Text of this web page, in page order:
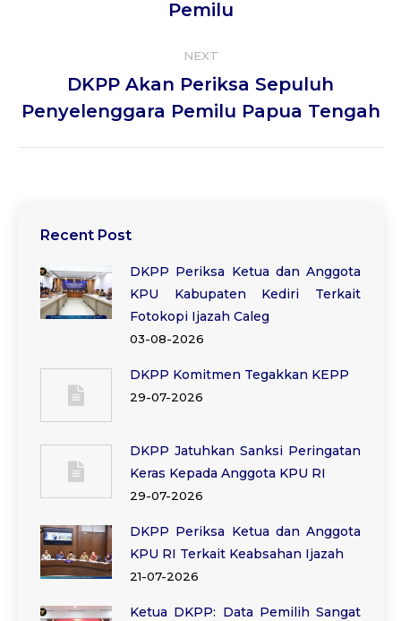
Pemilu
NEXT
Next
post:
DKPP Akan Periksa Sepuluh
Penyelenggara Pemilu Papua Tengah
Recent Post
DKPP Periksa Ketua dan Anggota
KPU Kabupaten Kediri Terkait
Fotokopi Ijazah Caleg
03-08-2026
DKPP Komitmen Tegakkan KEPP
29-07-2026
DKPP Jatuhkan Sanksi Peringatan
Keras Kepada Anggota KPU RI
29-07-2026
DKPP Periksa Ketua dan Anggota
KPU RI Terkait Keabsahan Ijazah
21-07-2026
Ketua DKPP: Data Pemilih Sangat